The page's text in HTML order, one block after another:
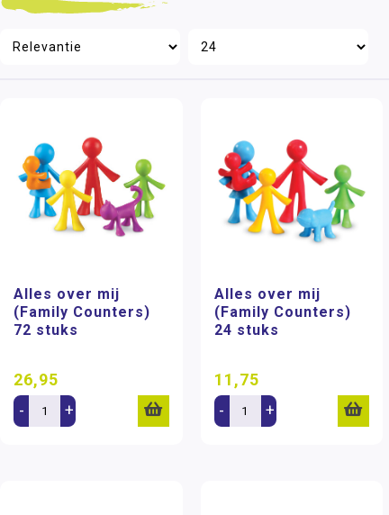
Alles over mij
(Family Counters)
72 stuks
26,95
- +
Alles over mij
(Family Counters)
24 stuks
11,75
- +